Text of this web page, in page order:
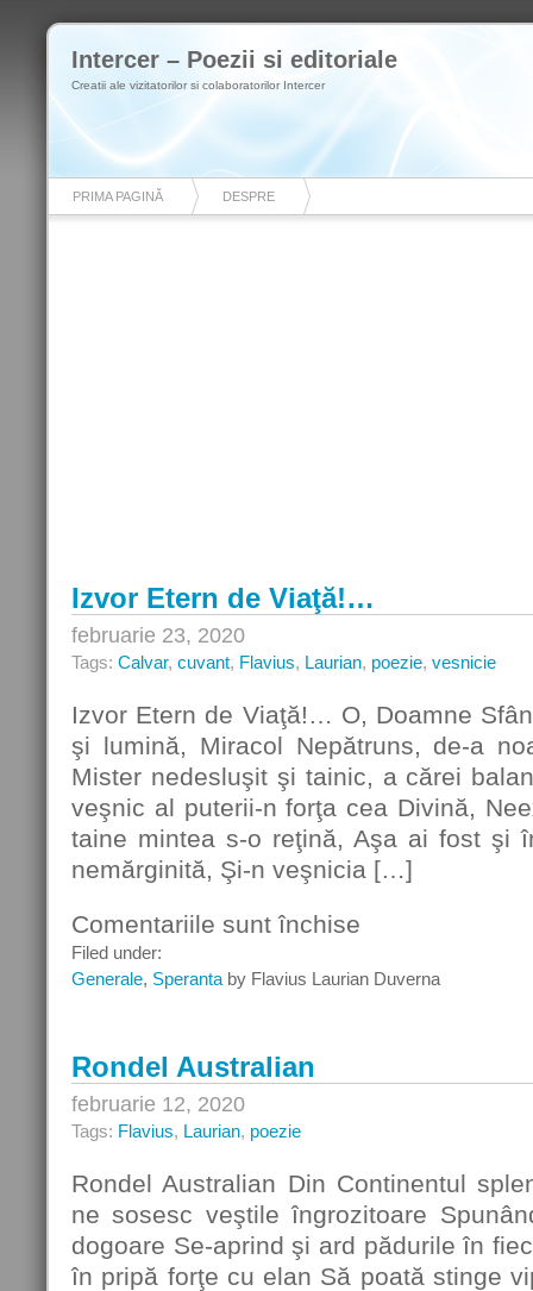
Intercer – Poezii si editoriale
Creatii ale vizitatorilor si colaboratorilor Intercer
PRIMA PAGINĂ DESPRE
Izvor Etern de Viaţă!…
februarie 23, 2020
Tags: Calvar, cuvant, Flavius, Laurian, poezie, vesnicie
Izvor Etern de Viaţă!… O, Doamne
şi lumină, Miracol Nepătruns, de-a
Mister nedesluşit şi tainic, a cărei
veşnic al puterii-n forţa cea Divină,
taine mintea s-o reţină, Aşa ai fost şi
nemărginită, Şi-n veşnicia […]
Comentariile sunt închise
Etern
Filed under:
Generale, Speranta by Flavius Laurian Duverna
Rondel Australian
februarie 12, 2020
Tags: Flavius, Laurian, poezie
Rondel Australian Din Continentul
ne sosesc veştile îngrozitoare
dogoare Se-aprind şi ard pădurile în
în pripă forţe cu elan Să poată stinge